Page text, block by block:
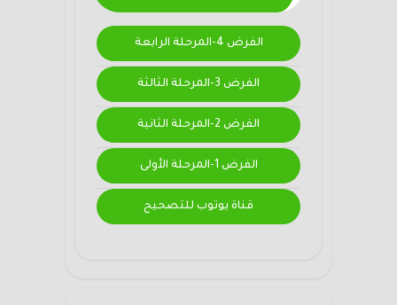
الفرض 4-المرحلة الرابعة
الفرض 3-المرحلة الثالثة
الفرض 2-المرحلة الثانية
الفرض 1-المرحلة الأولى
قناة يوتوب للتصحيح